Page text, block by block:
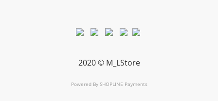
2020 © M_LStore
Powered By SHOPLINE Payments